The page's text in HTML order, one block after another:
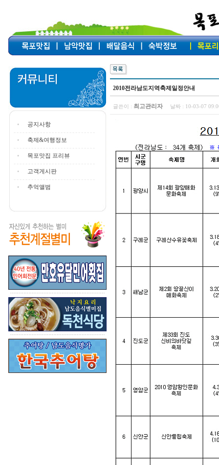
공지사항
축제&여행정보
목포맛집 프리뷰
고객게시판
추억앨범
2010전라남도지역축제일정안내
글쓴이 : 최고관리자 날짜 : 10-03-07